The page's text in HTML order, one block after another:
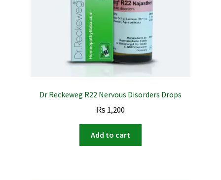
Dr Reckeweg R22 Nervous Disorders Drops
₨ 1,200
Add to cart